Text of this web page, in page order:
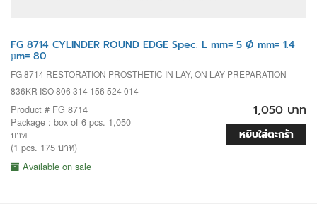
FG 8714 CYLINDER ROUND EDGE Spec. L mm= 5 Ø mm= 1.4
µm= 80
FG 8714 RESTORATION PROSTHETIC IN LAY, ON LAY PREPARATION
836KR ISO 806 314 156 524 014
Product # FG 8714
Package : box of 6 pcs. 1,050
บาท
(1 pcs. 175 บาท)
Available on sale
1,050 บาท
หยิบใส่ตะกร้า